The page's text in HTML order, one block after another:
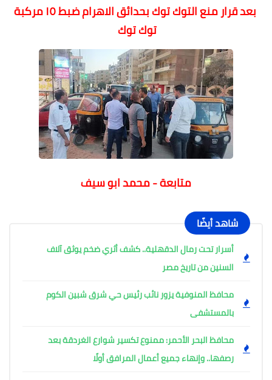
بعد قرار منع التوك توك بحدائق الاهرام ضبط ١٥ مركبة
توك توك
متابعة - محمد ابو سيف
شاهد أيضًا
أسرار تحت رمال الدقهلية.. كشف أثري ضخم يوثق آلاف
السنين من تاريخ مصر
محافظ المنوفية يزور نائب رئيس حي شرق شبين الكوم
بالمستشفى
محافظ البحر الأحمر: ممنوع تكسير شوارع الغردقة بعد
رصفها.. وإنهاء جميع أعمال المرافق أولًا